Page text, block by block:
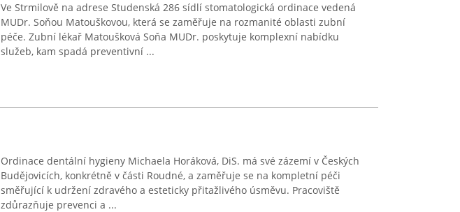
Ve Strmilově na adrese Studenská 286 sídlí stomatologická ordinace vedená
MUDr. Soňou Matouškovou, která se zaměřuje na rozmanité oblasti zubní
péče. Zubní lékař Matoušková Soňa MUDr. poskytuje komplexní nabídku
služeb, kam spadá preventivní ...
Ordinace dentální hygieny Michaela Horáková, DiS. má své zázemí v Českých
Budějovicích, konkrétně v části Roudné, a zaměřuje se na kompletní péči
směřující k udržení zdravého a esteticky přitažlivého úsměvu. Pracoviště
zdůrazňuje prevenci a ...